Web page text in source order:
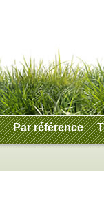
Par référence